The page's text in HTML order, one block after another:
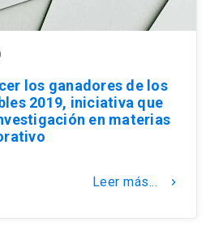
los ganadores de los
2019, iniciativa que
en materias
Leer más... keyboard_arrow_right